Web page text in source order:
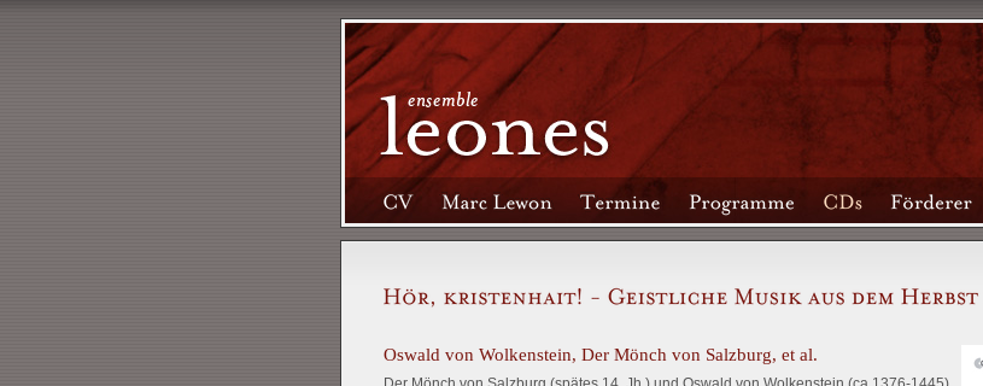
Oswald von Wolkenstein, Der Mönch von Salzburg, et al.